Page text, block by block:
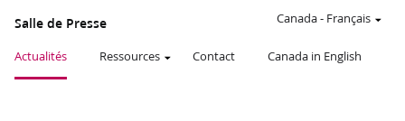
Salle de Presse
Actualités Ressources Contact Canada in English
Canada- Français